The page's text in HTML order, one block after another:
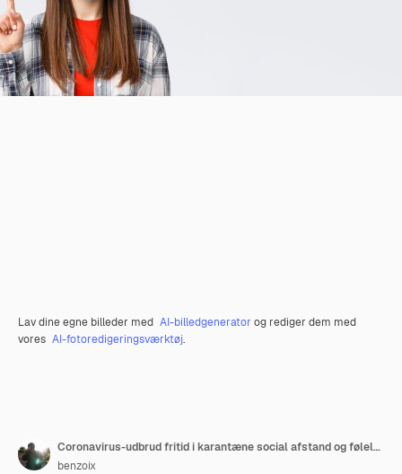
Lav dine egne billeder med AI-billedgenerator og rediger dem med
vores AI-fotoredigeringsværktøj.
Coronavirus-udbrud fritid i karantæne social afstand og følelser koncept nærbillede af sød yo
benzoix